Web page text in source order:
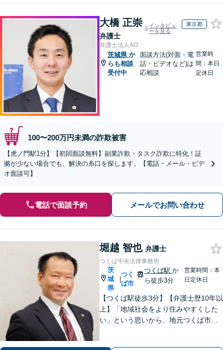
大橋 正崇
弁護士
インタビュ
ーを見る
東京都
弁護士法人AO
茨城県 か
らも相談
受付中
面談方法(対面・電
話・ビデオなど)は
応相談
営業時
間：本日
定休日
100〜200万円未満の詐欺被害
【虎ノ門駅1分】【初回面談無料】副業詐欺・タスク詐欺に特化！証
拠が少ない場合でも、解決の糸口を探します。【電話・メール・ビデ
オ面談可】
電話で面談予約 メールでお問い合わせ
堀越 智也 弁護士
つくば中央法律事務所
茨
城
県
|
つく
ば市
つくば駅か
ら徒歩3分
営業時間：本
日定休日
【つくば駅徒歩3分】【弁護士歴10年以
上】「地域社会をより住みやすくした
い」という思いから、地元つくば市で